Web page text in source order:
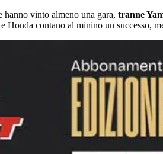
hanno vinto almeno una gara, tranne
contano al minino un successo,